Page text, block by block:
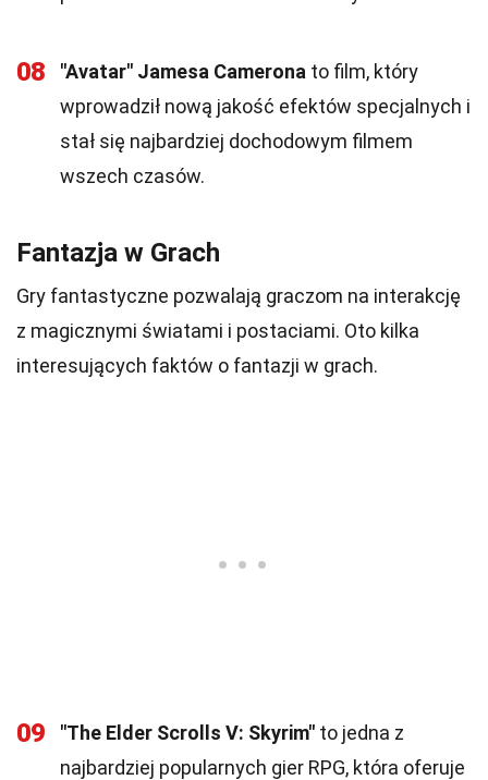
08 "Avatar" Jamesa Camerona to film, który
wprowadził nową jakość efektów specjalnych i
stał się najbardziej dochodowym filmem
wszech czasów.
Fantazja w Grach
Gry fantastyczne pozwalają graczom na interakcję
z magicznymi światami i postaciami. Oto kilka
interesujących faktów o fantazji w grach.
09 "The Elder Scrolls V: Skyrim" to jedna z
najbardziej popularnych gier RPG, która oferuje